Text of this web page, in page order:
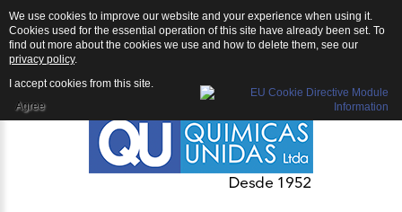
We use cookies to improve our website and your experience when using it.
Cookies used for the essential operation of this site have already been set. To
find out more about the cookies we use and how to delete them, see our
privacy policy.
I accept cookies from this site.
Agree
QU | Productos